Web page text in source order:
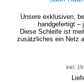
Unsere exklusiven,
handgefertigt –
Diese Schleife ist
zusätzliches ein Netz
inkl. 19